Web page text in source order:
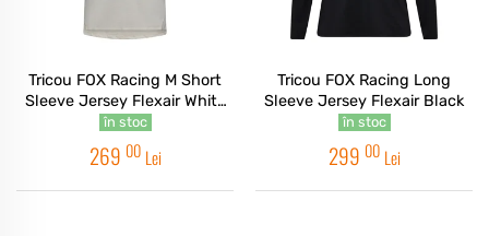
Tricou FOX Racing M Short
Sleeve Jersey Flexair White
Chalk
în stoc
269 00 Lei
Tricou FOX Racing Long
Sleeve Jersey Flexair Black
în stoc
299 00 Lei